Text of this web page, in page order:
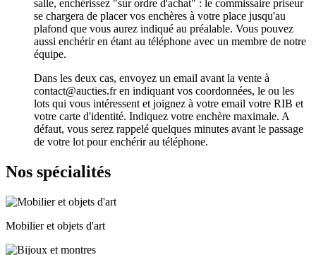
salle, enchérissez "sur ordre d'achat" : le commissaire priseur
se chargera de placer vos enchères à votre place jusqu'au
plafond que vous aurez indiqué au préalable. Vous pouvez
aussi enchérir en étant au téléphone avec un membre de notre
équipe.
Dans les deux cas, envoyez un email avant la vente à
contact@aucties.fr en indiquant vos coordonnées, le ou les
lots qui vous intéressent et joignez à votre email votre RIB et
votre carte d'identité. Indiquez votre enchère maximale. A
défaut, vous serez rappelé quelques minutes avant le passage
de votre lot pour enchérir au téléphone.
Nos spécialités
Mobilier et objets d'art